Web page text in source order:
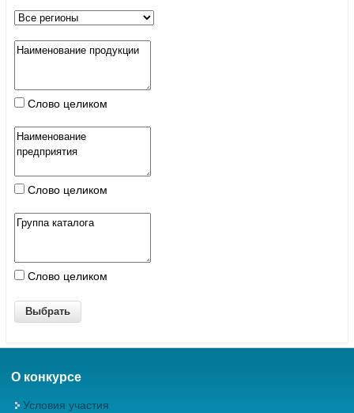
Слово целиком
Слово целиком
Слово целиком
О конкурсе
Условия участия